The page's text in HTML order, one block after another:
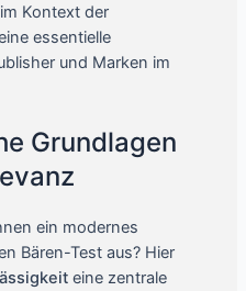
Kontext der
essentielle
und Marken im
Grundlagen
ein modernes
Bären-Test aus? Hier
eine zentrale